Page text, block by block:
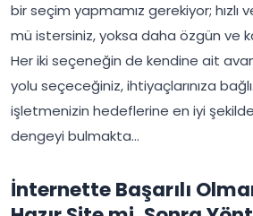
bir seçim yapmamız gerekiyor; hızlı
mü istersiniz, yoksa daha özgün ve
Her iki seçeneğin de kendine ait
yolu seçeceğiniz, ihtiyaçlarınıza
işletmenizin hedeflerine en iyi
dengeyi bulmakta…
İnternette Başarılı